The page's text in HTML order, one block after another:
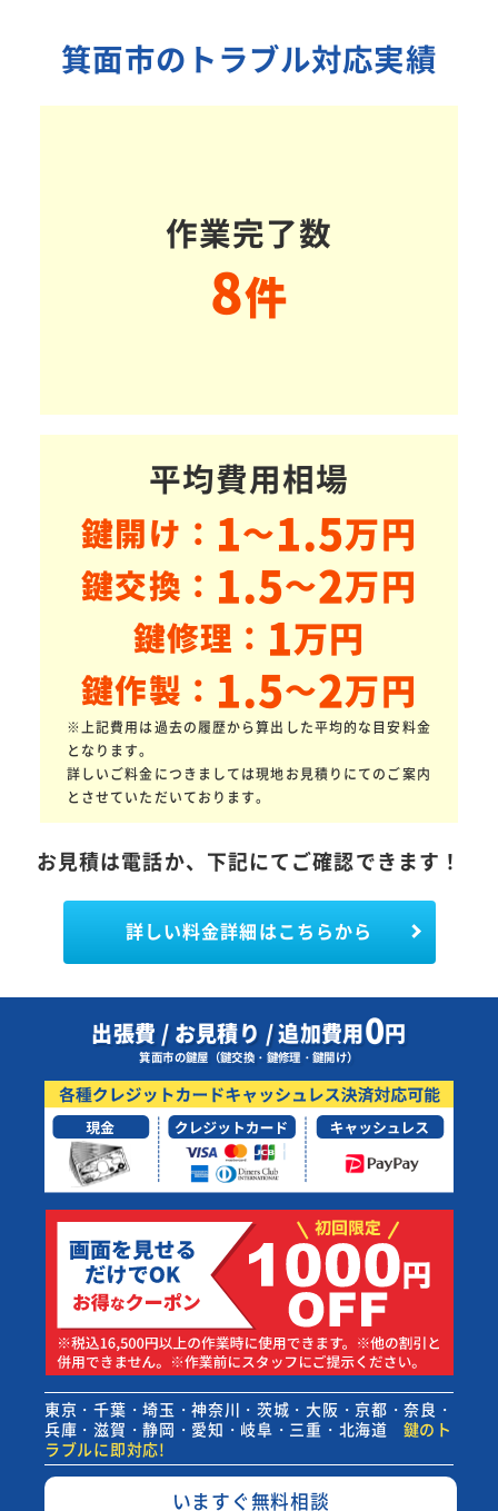
箕面市のトラブル対応実績
作業完了数
8件
平均費用相場
鍵開け： 1～1.5万円
鍵交換： 1.5～2万円
鍵修理： 1万円
鍵作製： 1.5～2万円
※上記費用は過去の履歴から算出した平均的な目安料金
となります。
詳しいご料金につきましては現地お見積りにてのご案内
とさせていただいております。
お見積は電話か、下記にてご確認できます！
詳しい料金詳細はこちらから
出張費 / お見積り / 追加費用0円
箕面市の鍵屋（鍵交換・鍵修理・鍵開け）
東京・千葉・埼玉・神奈川・茨城・大阪・京都・奈良・
兵庫・滋賀・静岡・愛知・岐阜・三重・北海道
鍵のト
ラブルに即対応!
いますぐ無料相談